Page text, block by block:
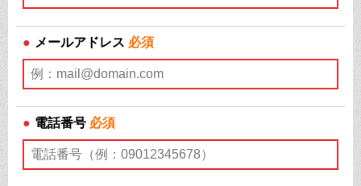
● メールアドレス 必須
● 電話番号 必須